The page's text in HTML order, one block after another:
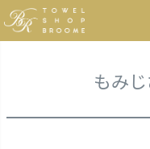
HOME もみじさんのレビュー
もみ